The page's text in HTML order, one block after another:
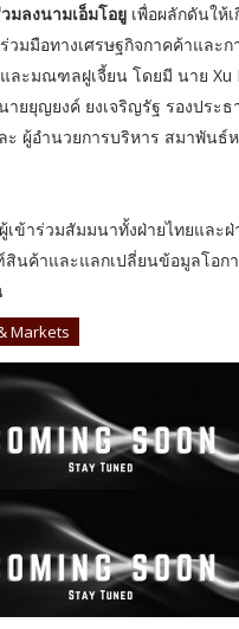
มลงนามเอ็มโอยูเพื่อผลักดันให้
วมมือทางเศรษฐกิจกาคค้าและ
และมณฑลฝูเจี้ยน โดยมี นาย Xu
ายยุญยงค์ ยงเจริญรัฐ รองประธ
ะ ผู้อำนวยการบริหาร สมาพันธ์
ข้าร่วมสัมมนาทั้งฝ่ายไทยและฝ่
นค้าและแลกเปลี่ยนข้อมูลโอก
Markets